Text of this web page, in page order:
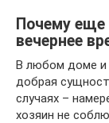
Почему еще
вечернее
В любом доме и
добрая
случаях –
хозяин не